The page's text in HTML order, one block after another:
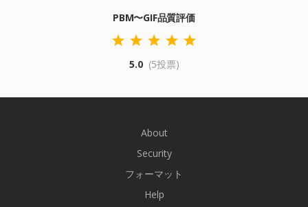
PBM〜GIF品質評価
5.0 (5投票)
About
Security
フォーマット
Help